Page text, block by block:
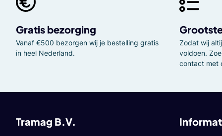
Gratis bezorging
Vanaf €500 bezorgen wij je bestelling gratis
in heel Nederland.
Zodat wij
voldoen.
contact met
Tramag B.V.